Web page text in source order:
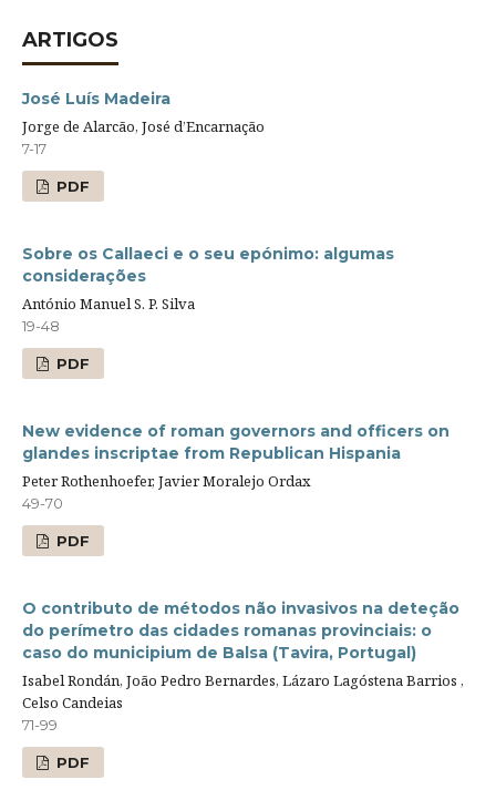
ARTIGOS
José Luís Madeira
Jorge de Alarcão, José d’Encarnação
7-17
PDF
Sobre os Callaeci e o seu epónimo: algumas
considerações
António Manuel S. P. Silva
19-48
PDF
New evidence of roman governors and officers on
glandes inscriptae from Republican Hispania
Peter Rothenhoefer, Javier Moralejo Ordax
49-70
PDF
O contributo de métodos não invasivos na deteção
do perímetro das cidades romanas provinciais: o
caso do municipium de Balsa (Tavira, Portugal)
Isabel Rondán, João Pedro Bernardes, Lázaro Lagóstena Barrios ,
Celso Candeias
71-99
PDF